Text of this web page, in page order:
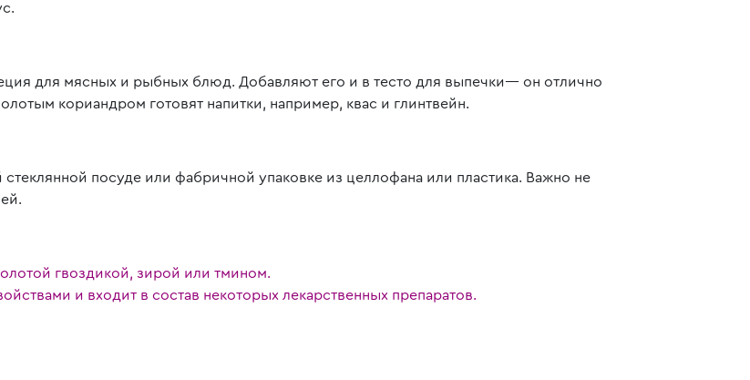
для мясных и рыбных блюд. Добавляют его и в тесто для выпечки— он отлично
кориандром готовят напитки, например, квас и глинтвейн.
посуде или фабричной упаковке из целлофана или пластика. Важно не
гвоздикой, зирой или тмином.
и входит в состав некоторых лекарственных препаратов.